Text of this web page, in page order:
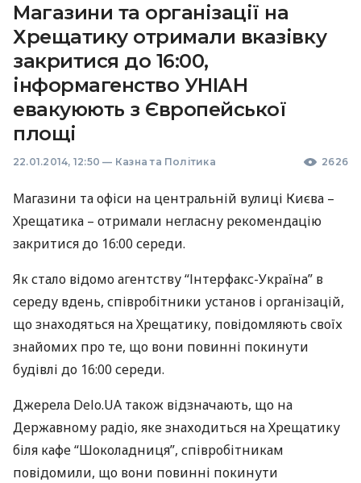
Магазини та організації на
Хрещатику отримали вказівку
закритися до 16:00,
інформагенство УНІАН
евакуюють з Європейської
площі
22.01.2014, 12:50 — Казна та Політика 2626
Магазини та офіси на центральній вулиці Києва –
Хрещатика – отримали негласну рекомендацію
закритися до 16:00 середи.
Як стало відомо агентству “Інтерфакс-Україна” в
середу вдень, співробітники установ і організацій,
що знаходяться на Хрещатику, повідомляють своїх
знайомих про те, що вони повинні покинути
будівлі до 16:00 середи.
Джерела Delo.UA також відзначають, що на
Державному радіо, яке знаходиться на Хрещатику
біля кафе “Шоколадниця”, співробітникам
повідомили, що вони повинні покинути